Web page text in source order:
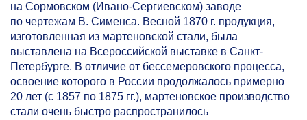
на Сормовском (Ивано-Сергиевском) заводе
по чертежам В. Сименса. Весной 1870 г. продукция,
изготовленная из мартеновской стали, была
выставлена на Всероссийской выставке в Санкт-
Петербурге. В отличие от бессемеровского процесса,
освоение которого в России продолжалось примерно
20 лет (с 1857 по 1875 гг.), мартеновское производство
стали очень быстро распространилось